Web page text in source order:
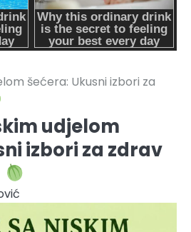
šećera: Ukusni izbori za
udjelom
izbori za zdrav